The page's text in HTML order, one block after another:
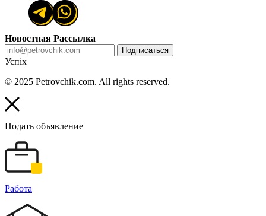
Новостная Рассылка
Подписаться
Успіх
© 2025 Petrovchik.com. All rights reserved.
Подать объявление
Работа